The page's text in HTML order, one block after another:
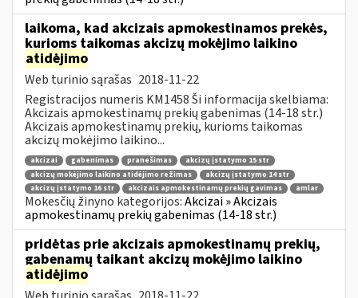
laikoma, kad akcizais apmokestinamos prekės,
kurioms taikomas akcizų mokėjimo laikino
atidėjimo
Web turinio sąrašas 2018-11-22
Registracijos numeris KM1458 Ši informacija skelbiama:
Akcizais apmokestinamų prekių gabenimas (14-18 str.)
Akcizais apmokestinamų prekių, kurioms taikomas
akcizų mokėjimo laikino...
akcizai gabenimas pranešimas
akcizų įstatymo 15 str
akcizų mokėjimo laikino atidėjimo režimas
akcizų įstatymo 14 str
akcizų įstatymo 16 str
akcizais apmokestinamų prekių gavimas amlar
Mokesčių žinyno kategorijos:Akcizai » Akcizais
apmokestinamų prekių gabenimas (14-18 str.)
pridėtas prie akcizais apmokestinamų prekių,
gabenamų taikant akcizų mokėjimo laikino
atidėjimo